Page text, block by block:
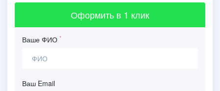
Оформить в 1 клик
Ваше ФИО *
Ваш Email